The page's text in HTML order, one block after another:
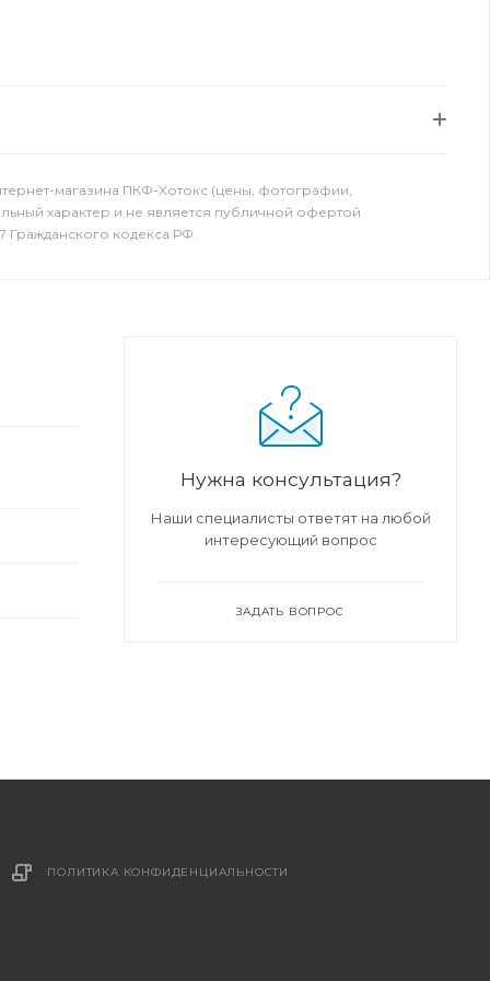
магазина ПКФ-Хотокс (цены, фотографии,
характер и не является публичной офертой
Гражданского кодекса РФ.
Нужна консультация?
Наши специалисты ответят на любой
интересующий вопрос
ЗАДАТЬ ВОПРОС
ПОЛИТИКА КОНФИДЕНЦИАЛЬНОСТИ